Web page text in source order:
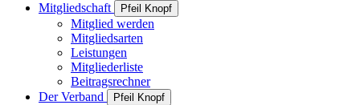
Mitgliedschaft
Pfeil Knopf
Mitglied werden
Mitgliedsarten
Leistungen
Mitgliederliste
Beitragsrechner
Der Verband
Pfeil Knopf